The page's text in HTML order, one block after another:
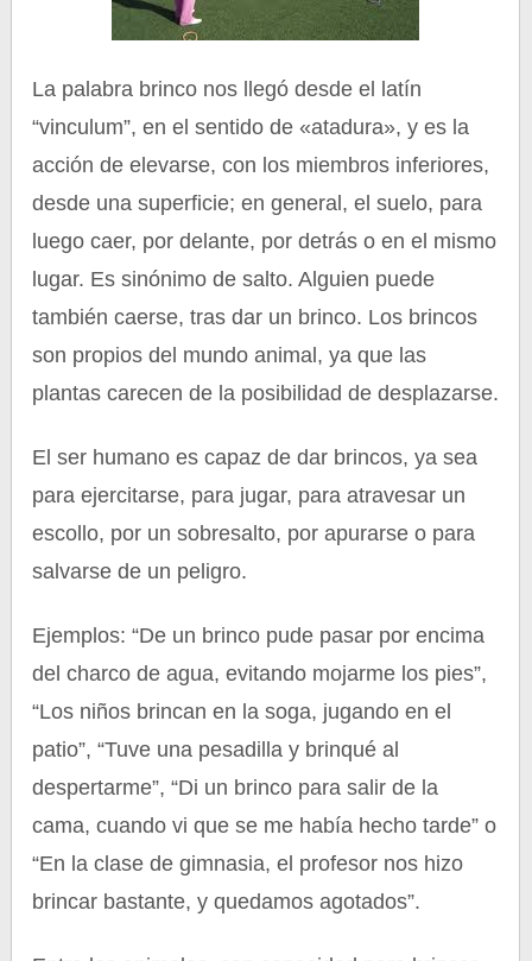
La palabra brinco nos llegó desde el latín
“vinculum”, en el sentido de «atadura», y es la
acción de elevarse, con los miembros inferiores,
desde una superficie; en general, el suelo, para
luego caer, por delante, por detrás o en el mismo
lugar. Es sinónimo de salto. Alguien puede
también caerse, tras dar un brinco. Los brincos
son propios del mundo animal, ya que las
plantas carecen de la posibilidad de desplazarse.
El ser humano es capaz de dar brincos, ya sea
para ejercitarse, para jugar, para atravesar un
escollo, por un sobresalto, por apurarse o para
salvarse de un peligro.
Ejemplos: “De un brinco pude pasar por encima
del charco de agua, evitando mojarme los pies”,
“Los niños brincan en la soga, jugando en el
patio”, “Tuve una pesadilla y brinqué al
despertarme”, “Di un brinco para salir de la
cama, cuando vi que se me había hecho tarde” o
“En la clase de gimnasia, el profesor nos hizo
brincar bastante, y quedamos agotados”.